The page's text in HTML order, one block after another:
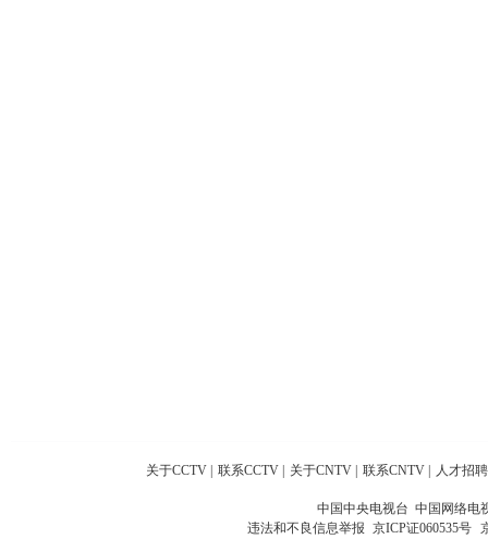
关于CCTV 联系CCTV 关于CNTV 联系CNTV 人才招聘
中国中央电视台 中国网络电
违法和不良信息举报 京ICP证060535号